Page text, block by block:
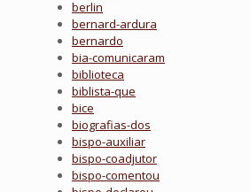
berlin
bernard-ardura
bernardo
bia-comunicaram
biblioteca
biblista-que
bice
biografias-dos
bispo-auxiliar
bispo-coadjutor
bispo-comentou